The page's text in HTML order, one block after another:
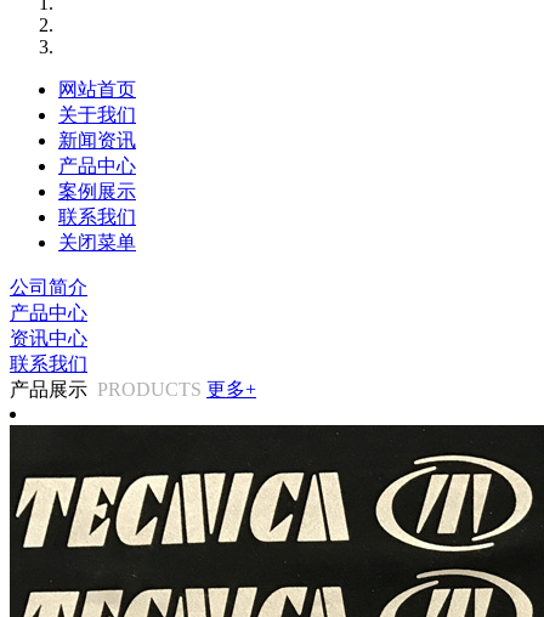
网站首页
关于我们
新闻资讯
产品中心
案例展示
联系我们
关闭菜单
公司简介
产品中心
资讯中心
联系我们
产品展示 PRODUCTS 更多+